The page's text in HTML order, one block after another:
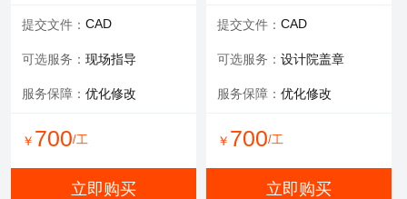
立即购买
提交文件： CAD
可选服务： 现场指导
服务保障： 优化修改
￥ 700/工
立即购买
提交文件： CAD
可选服务： 设计院盖章
服务保障： 优化修改
￥ 700/工
立即购买